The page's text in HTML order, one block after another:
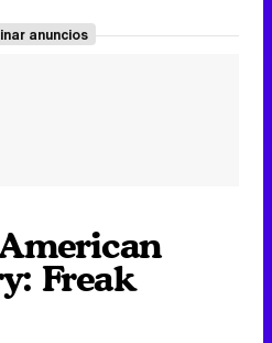
anuncios
Freak